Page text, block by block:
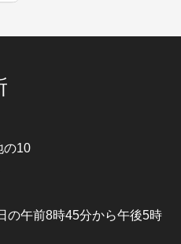
の10
の午前8時45分から午後5時